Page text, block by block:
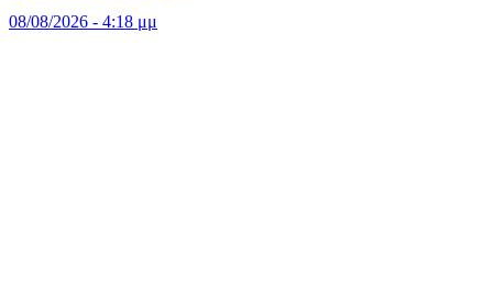
08/08/2026 - 4:18 μμ